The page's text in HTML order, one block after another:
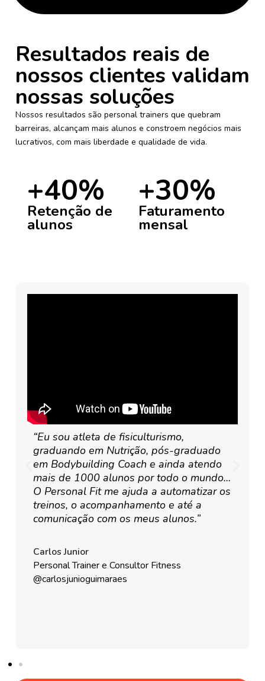
Resultados reais de
nossos clientes validam
nossas soluções
Nossos resultados são personal trainers que quebram
barreiras, alcançam mais alunos e constroem negócios mais
lucrativos, com mais liberdade e qualidade de vida.
+40%
Retenção de
alunos
+30%
Faturamento
mensal
“Eu sou atleta de fisiculturismo,
graduando em Nutrição, pós-graduado
em Bodybuilding Coach e ainda atendo
mais de 1000 alunos por todo o mundo…
O Personal Fit me ajuda a automatizar os
treinos, o acompanhamento e até a
comunicação com os meus alunos.”
Carlos Junior
Personal Trainer e Consultor Fitness
@carlosjunioguimaraes